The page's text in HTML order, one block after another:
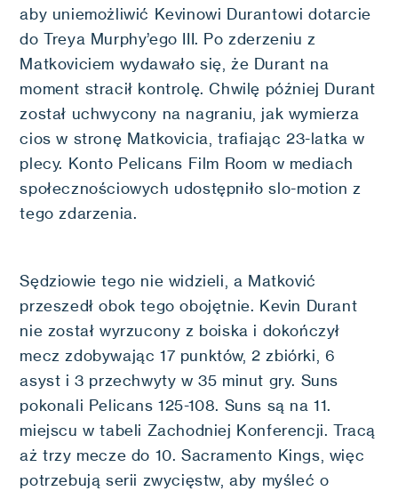
aby uniemożliwić Kevinowi Durantowi dotarcie
do Treya Murphy’ego III. Po zderzeniu z
Matkoviciem wydawało się, że Durant na
moment stracił kontrolę. Chwilę później Durant
został uchwycony na nagraniu, jak wymierza
cios w stronę Matkovicia, trafiając 23-latka w
plecy. Konto Pelicans Film Room w mediach
społecznościowych udostępniło slo-motion z
tego zdarzenia.
Sędziowie tego nie widzieli, a Matković
przeszedł obok tego obojętnie. Kevin Durant
nie został wyrzucony z boiska i dokończył
mecz zdobywając 17 punktów, 2 zbiórki, 6
asyst i 3 przechwyty w 35 minut gry. Suns
pokonali Pelicans 125-108. Suns są na 11.
miejscu w tabeli Zachodniej Konferencji. Tracą
aż trzy mecze do 10. Sacramento Kings, więc
potrzebują serii zwycięstw, aby myśleć o